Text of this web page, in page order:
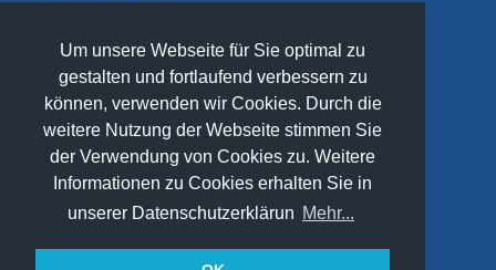
Um unsere Webseite für Sie optimal zu
gestalten und fortlaufend verbessern zu
können, verwenden wir Cookies. Durch die
weitere Nutzung der Webseite stimmen Sie
der Verwendung von Cookies zu. Weitere
Informationen zu Cookies erhalten Sie in
unserer Datenschutzerklärun Mehr...
Landkreis Limburg-Weilburg
Landkreis Marburg-Biedenkopf
Vogelsbergkreis
SOCIAL